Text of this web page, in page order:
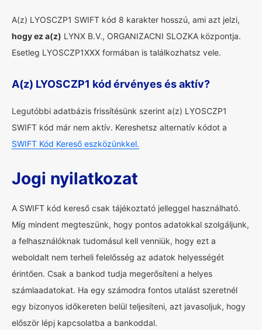
A(z) LYOSCZP1 SWIFT kód 8 karakter hosszú, ami azt jelzi,
hogy ez a(z) LYNX B.V., ORGANIZACNI SLOZKA központja.
Esetleg LYOSCZP1XXX formában is találkozhatsz vele.
A(z) LYOSCZP1 kód érvényes és aktív?
Legutóbbi adatbázis frissítésünk szerint a(z) LYOSCZP1
SWIFT kód már nem aktív. Kereshetsz alternatív kódot a
SWIFT Kód Kereső eszközünkkel.
Jogi nyilatkozat
A SWIFT kód kereső csak tájékoztató jelleggel használható.
Míg mindent megteszünk, hogy pontos adatokkal szolgáljunk,
a felhasználóknak tudomásul kell venniük, hogy ezt a
weboldalt nem terheli felelősség az adatok helyességét
érintően. Csak a bankod tudja megerősíteni a helyes
számlaadatokat. Ha egy számodra fontos utalást szeretnél
egy bizonyos időkereten belül teljesíteni, azt javasoljuk, hogy
először lépj kapcsolatba a bankoddal.